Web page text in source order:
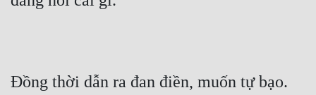
Đồng thời dẫn ra đan điền, muốn tự bạo.